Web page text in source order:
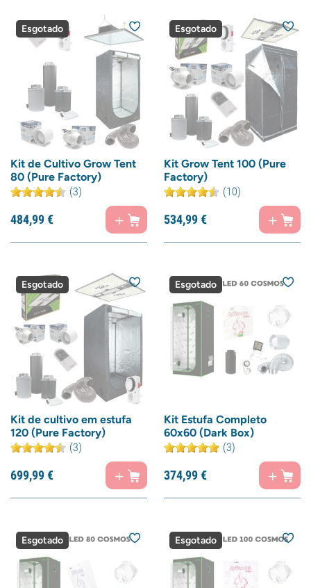
Esgotado
Kit de Cultivo Grow Tent
80 (Pure Factory)
(3)
484,99€
Esgotado
Kit Grow Tent 100 (Pure
Factory)
(10)
534,99€
Esgotado
Kit de cultivo em estufa
120 (Pure Factory)
(3)
699,99€
Esgotado
Kit Estufa Completo
60x60 (Dark Box)
(3)
374,99€
Esgotado Esgotado